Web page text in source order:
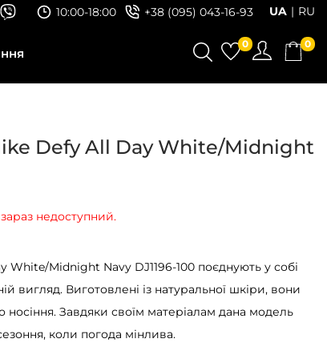
10:00-18:00 +38 (095) 043-16-93 UA RU
0 0
Defy All Day White/Midnight
недоступний.
White/Midnight Navy DJ1196-100 поєднують у собі
вигляд. Виготовлені із натуральної шкіри, вони
носіння. Завдяки своїм матеріалам дана модель
коли погода мінлива.